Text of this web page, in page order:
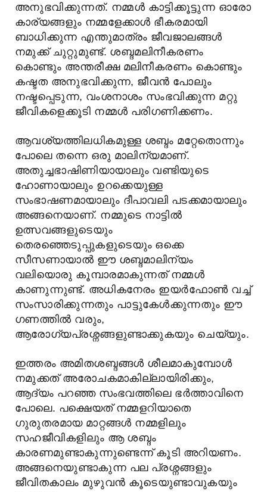
അനുഭവിക്കുന്നത്. നമ്മള്‍ കാട്ടിക്കൂട്ടുന്ന ഓരോ
കാര്യങ്ങളും നമ്മളേക്കാള്‍ ഭീകരമായി
ബാധിക്കുന്ന എന്തുമാത്രം ജീവജാലങ്ങള്‍
നമുക്ക് ചുറ്റുമുണ്ട്. ശബ്ദമലിനീകരണം
കൊണ്ടും അന്തരീക്ഷ മലിനീകരണം കൊണ്ടും
കഷ്ടത അനുഭവിക്കുന്ന, ജീവൻ പോലും
നഷ്ടപ്പെടുന്ന, വംശനാശം സംഭവിക്കുന്ന മറ്റു
ജീവികളെക്കൂടി നമ്മൾ പരിഗണിക്കണം.
ആവശ്യത്തിലധികമുള്ള ശബ്ദം മറ്റേതൊന്നും
പോലെ തന്നെ ഒരു മാലിന്യമാണ്.
അതുച്ചഭാഷിണിയായാലും വണ്ടിയുടെ
ഹോണായാലും ഉറക്കെയുള്ള
സംഭാഷണമായാലും ദീപാവലി പടക്കമായാലും
അങ്ങനെയാണ്. നമ്മുടെ നാട്ടിൽ
ഉത്സവങ്ങളുടെയും
തെരഞ്ഞെടുപ്പുകളുടെയും ഒക്കെ
സീസണായാൽ ഈ ശബ്ദമാലിന്യം
വലിയൊരു കൂമ്പാരമാകുന്നത് നമ്മൾ
കാണുന്നുണ്ട്. അധികനേരം ഇയർഫോൺ വച്ച്
സംസാരിക്കുന്നതും പാട്ടുകേൾക്കുന്നതും ഈ
ഗണത്തിൽ വരും,
ആരോഗ്യപ്രശ്നങ്ങളുണ്ടാക്കുകയും ചെയ്യും.
ഇത്തരം അമിതശബ്ദങ്ങൾ ശീലമാകുമ്പോൾ
നമുക്കത് അരോചകമാകില്ലായിരിക്കും,
ആദ്യം പറഞ്ഞ സംഭവത്തിലെ ഭർത്താവിനെ
പോലെ. പക്ഷെയത് നമ്മളറിയാതെ
ഗുരുതരമായ മാറ്റങ്ങൾ നമ്മളിലും
സഹജീവികളിലും ആ ശബ്ദം
കാരണമുണ്ടാകുന്നുണ്ടെന്ന് കൂടി അറിയണം.
അങ്ങനെയുണ്ടാകുന്ന പല പ്രശ്നങ്ങളും
ജീവിതകാലം മുഴുവൻ കൂടെയുണ്ടാവുകയും